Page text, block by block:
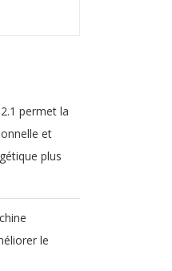
permet la
et
plus
le